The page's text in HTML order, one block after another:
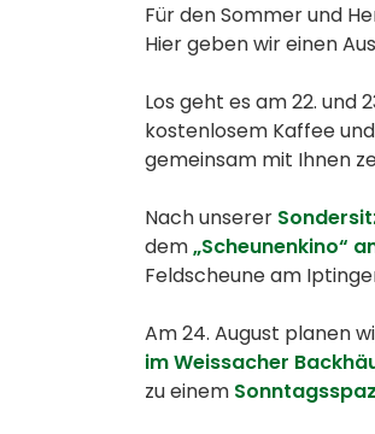
Für den Sommer und
Hier geben wir einen
Los geht es am 22. und
kostenlosem Kaffee
gemeinsam mit Ihnen
Nach unserer
dem„Scheunenkino“
Feldscheune am
Am 24. August planen
im Weissacher
zu einem